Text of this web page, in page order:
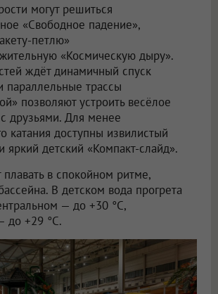
могут решиться
«Свободное падение»,
петлю»
«Космическую дыру».
ждёт динамичный спуск
параллельные трассы
позволяют устроить весёлое
друзьями. Для менее
катания доступны извилистый
яркий детский «Компакт-слайд».
в спокойном ритме,
В детском вода прогрета
— до +30 °C,
до +29 °C.